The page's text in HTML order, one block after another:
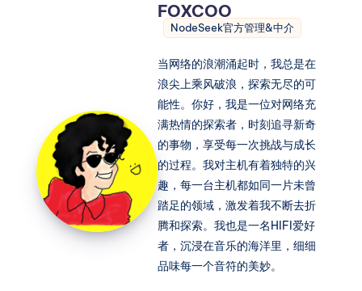
FOXCOO
NodeSeek官方管理&中介
当网络的浪潮涌起时，我总是在
浪尖上乘风破浪，探索无尽的可
能性。你好，我是一位对网络充
满热情的探索者，时刻追寻新奇
的事物，享受每一次挑战与成长
的过程。我对主机有着独特的兴
趣，每一台主机都如同一片未曾
踏足的领域，激发着我不断去折
腾和探索。我也是一名HIFI爱好
者，沉浸在音乐的海洋里，细细
品味每一个音符的美妙。